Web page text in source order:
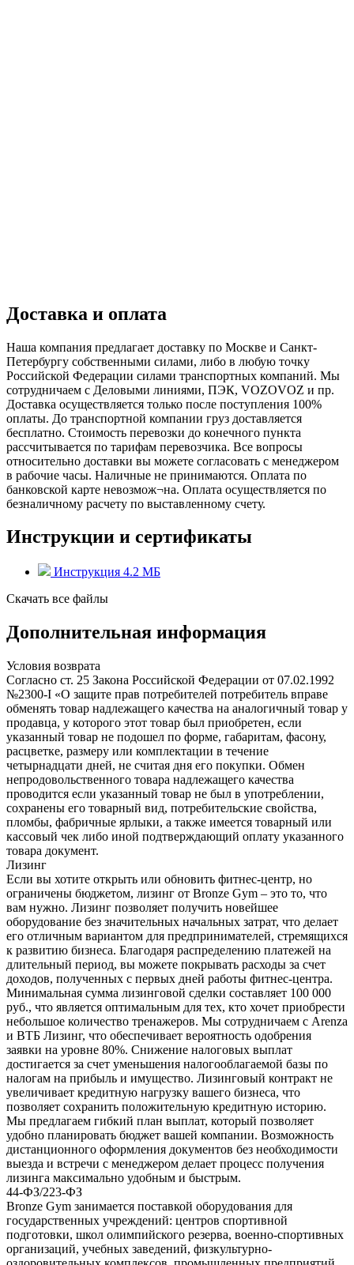
Доставка и оплата
Наша компания предлагает доставку по Москве и Санкт-
Петербургу собственными силами, либо в любую точку
Российской Федерации силами транспортных компаний. Мы
сотрудничаем с Деловыми линиями, ПЭК, VOZOVOZ и пр.
Доставка осуществляется только после поступления 100%
оплаты. До транспортной компании груз доставляется
бесплатно. Стоимость перевозки до конечного пункта
рассчитывается по тарифам перевозчика. Все вопросы
относительно доставки вы можете согласовать с менеджером
в рабочие часы. Наличные не принимаются. Оплата по
банковской карте невозмож¬на. Оплата осуществляется по
безналичному расчету по выставленному счету.
Инструкции и сертификаты
Инструкция 4.2 MБ
Скачать все файлы
Дополнительная информация
Условия возврата
Согласно ст. 25 Закона Российской Федерации от 07.02.1992
№2300-I «О защите прав потребителей потребитель вправе
обменять товар надлежащего качества на аналогичный товар у
продавца, у которого этот товар был приобретен, если
указанный товар не подошел по форме, габаритам, фасону,
расцветке, размеру или комплектации в течение
четырнадцати дней, не считая дня его покупки. Обмен
непродовольственного товара надлежащего качества
проводится если указанный товар не был в употреблении,
сохранены его товарный вид, потребительские свойства,
пломбы, фабричные ярлыки, а также имеется товарный или
кассовый чек либо иной подтверждающий оплату указанного
товара документ.
Лизинг
Если вы хотите открыть или обновить фитнес-центр, но
ограничены бюджетом, лизинг от Bronze Gym – это то, что
вам нужно. Лизинг позволяет получить новейшее
оборудование без значительных начальных затрат, что делает
его отличным вариантом для предпринимателей, стремящихся
к развитию бизнеса. Благодаря распределению платежей на
длительный период, вы можете покрывать расходы за счет
доходов, полученных с первых дней работы фитнес-центра.
Минимальная сумма лизинговой сделки составляет 100 000
руб., что является оптимальным для тех, кто хочет приобрести
небольшое количество тренажеров. Мы сотрудничаем с Arenza
и ВТБ Лизинг, что обеспечивает вероятность одобрения
заявки на уровне 80%. Снижение налоговых выплат
достигается за счет уменьшения налогооблагаемой базы по
налогам на прибыль и имущество. Лизинговый контракт не
увеличивает кредитную нагрузку вашего бизнеса, что
позволяет сохранить положительную кредитную историю.
Мы предлагаем гибкий план выплат, который позволяет
удобно планировать бюджет вашей компании. Возможность
дистанционного оформления документов без необходимости
выезда и встречи с менеджером делает процесс получения
лизинга максимально удобным и быстрым.
44-ФЗ/223-ФЗ
Bronze Gym занимается поставкой оборудования для
государственных учреждений: центров спортивной
подготовки, школ олимпийского резерва, военно-спортивных
организаций, учебных заведений, физкультурно-